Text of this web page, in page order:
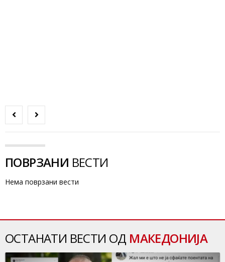
ПОВРЗАНИ ВЕСТИ
Нема поврзани вести
ОСТАНАТИ ВЕСТИ ОД МАКЕДОНИЈА